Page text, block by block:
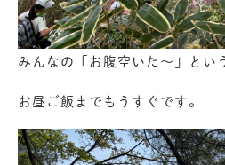
みんなの「お腹空いた～」とい
お昼ご飯までもうすぐです。